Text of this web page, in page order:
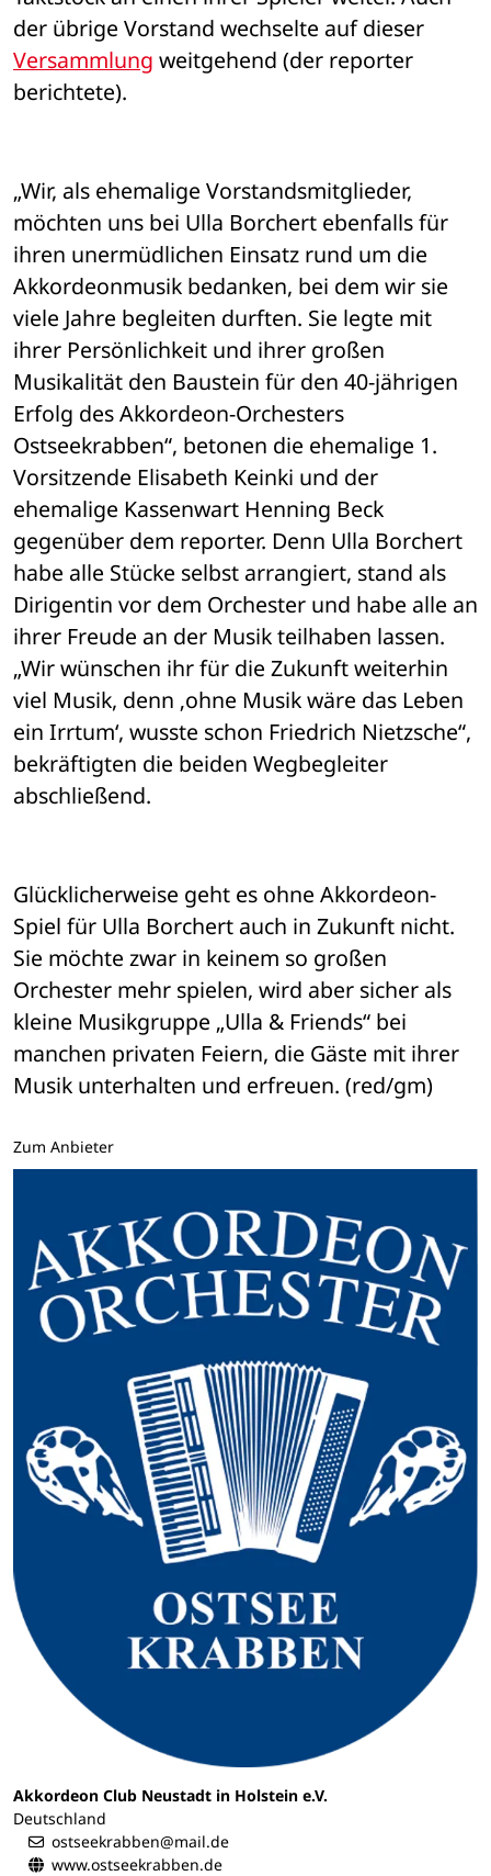
Versammlung weitgehend (der reporter
berichtete).
„Wir, als ehemalige Vorstandsmitglieder,
möchten uns bei Ulla Borchert ebenfalls für
ihren unermüdlichen Einsatz rund um die
Akkordeonmusik bedanken, bei dem wir sie
viele Jahre begleiten durften. Sie legte mit
ihrer Persönlichkeit und ihrer großen
Musikalität den Baustein für den 40-jährigen
Erfolg des Akkordeon-Orchesters
Ostseekrabben“, betonen die ehemalige 1.
Vorsitzende Elisabeth Keinki und der
ehemalige Kassenwart Henning Beck
gegenüber dem reporter. Denn Ulla Borchert
habe alle Stücke selbst arrangiert, stand als
Dirigentin vor dem Orchester und habe alle an
ihrer Freude an der Musik teilhaben lassen.
„Wir wünschen ihr für die Zukunft weiterhin
viel Musik, denn ‚ohne Musik wäre das Leben
ein Irrtum‘, wusste schon Friedrich Nietzsche“,
bekräftigten die beiden Wegbegleiter
abschließend.
Glücklicherweise geht es ohne Akkordeon-
Spiel für Ulla Borchert auch in Zukunft nicht.
Sie möchte zwar in keinem so großen
Orchester mehr spielen, wird aber sicher als
kleine Musikgruppe „Ulla & Friends“ bei
manchen privaten Feiern, die Gäste mit ihrer
Musik unterhalten und erfreuen. (red/gm)
Zum Anbieter
Akkordeon Club Neustadt in Holstein e.V.
Deutschland
ostseekrabben@mail.de
www.ostseekrabben.de